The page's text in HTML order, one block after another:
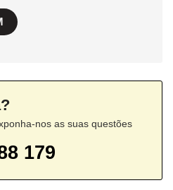
nos as suas questões
179